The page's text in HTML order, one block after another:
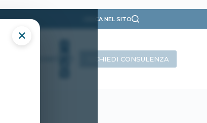
×
CERCA NEL SITO
RICHIEDI CONSULENZA